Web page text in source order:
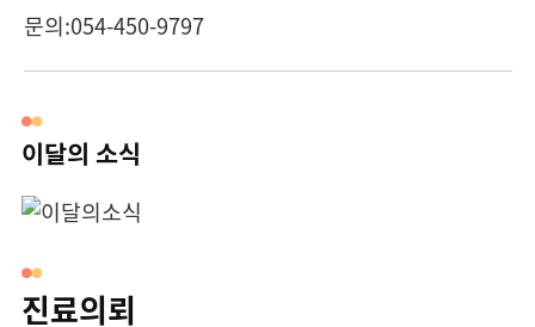
1:1전문의상담
문의:054-450-9797
이달의 소식
진료의뢰